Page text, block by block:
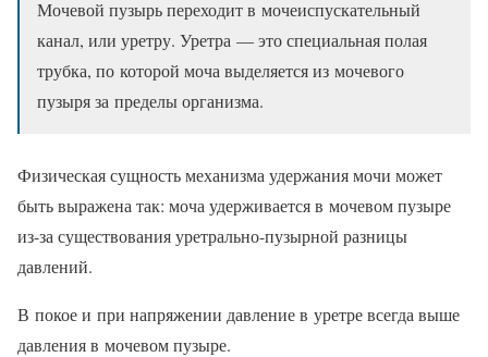
Мочевой пузырь переходит в мочеиспускательный
канал, или уретру. Уретра — это специальная полая
трубка, по которой моча выделяется из мочевого
пузыря за пределы организма.
Физическая сущность механизма удержания мочи может
быть выражена так: моча удерживается в мочевом пузыре
из-за существования уретрально-пузырной разницы
давлений.
В покое и при напряжении давление в уретре всегда выше
давления в мочевом пузыре.